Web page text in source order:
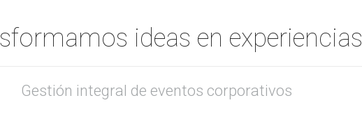
ideas en experiencias
Gestión integral de eventos corporativos